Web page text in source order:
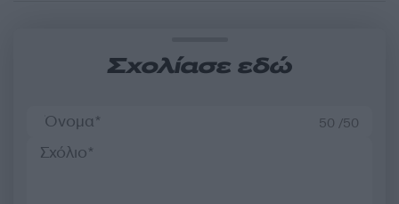
Σχολίασε εδώ
50 /50